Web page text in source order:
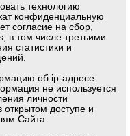
технологию
конфиденциальную
согласие на сбор,
в том числе третьими
статистики и
об ip-адресе
не используется
личности
открытом доступе и
Сайта.